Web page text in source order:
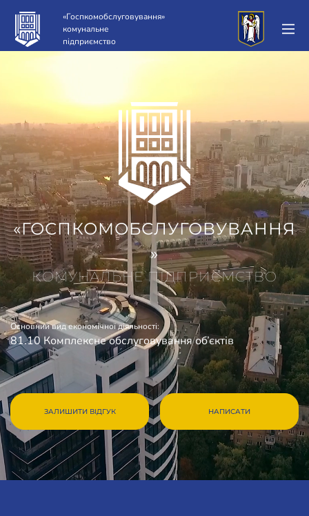
«Госпкомобслуговування»
комунальне
підприємство
«ГОСПКОМОБСЛУГОВУВАННЯ
»
КОМУНАЛЬНЕ ПІДПРИЄМСТВО
Основний вид економічної діяльності:
81.10 Комплексне обслуговування об’єктів
ЗАЛИШИТИ ВІДГУК НАПИСАТИ